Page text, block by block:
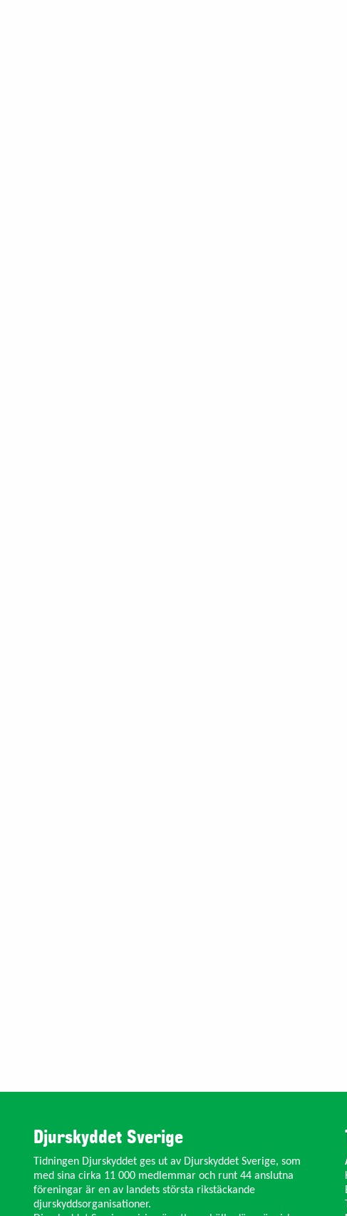
Djurskyddet Sverige
Tidningen Djurskyddet ges ut av Djurskyddet Sverige, som
med sina cirka 11 000 medlemmar och runt 44 anslutna
föreningar är en av landets största rikstäckande
djurskyddsorganisationer.